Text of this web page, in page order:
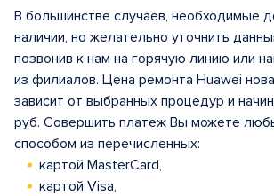
В большинстве случаев, необходимые
наличии, но желательно уточнить
позвонив к нам на горячую линию или
из филиалов. Цена ремонта Huawei
зависит от выбранных процедур и
руб. Совершить платеж Вы можете
способом из перечисленных:
картой MasterCard,
картой Visa,